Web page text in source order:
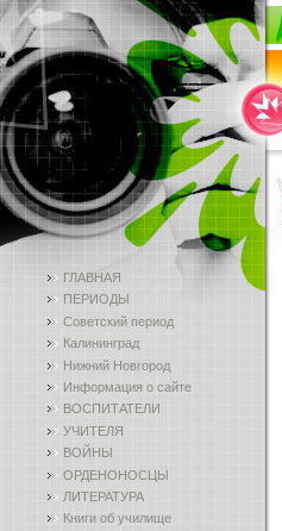
ГЛАВНАЯ
ПЕРИОДЫ
Советский период
Калининград
Нижний Новгород
Информация о сайте
ВОСПИТАТЕЛИ
УЧИТЕЛЯ
ВОЙНЫ
ОРДЕНОНОСЦЫ
ЛИТЕРАТУРА
Книги об училище